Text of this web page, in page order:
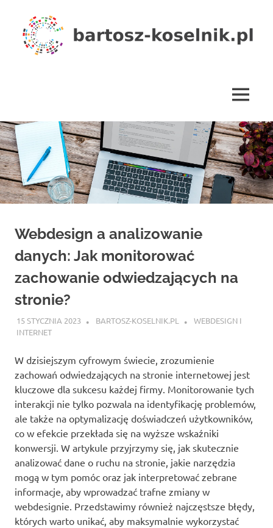
content
MENU
Webdesign a analizowanie
danych: Jak monitorować
zachowanie odwiedzających na
stronie?
15 STYCZNIA 2023 BARTOSZ-KOSELNIK.PL
WEBDESIGN I
INTERNET
W dzisiejszym cyfrowym świecie, zrozumienie
zachowań odwiedzających na stronie internetowej jest
kluczowe dla sukcesu każdej firmy. Monitorowanie tych
interakcji nie tylko pozwala na identyfikację problemów,
ale także na optymalizację doświadczeń użytkowników,
co w efekcie przekłada się na wyższe wskaźniki
konwersji. W artykule przyjrzymy się, jak skutecznie
analizować dane o ruchu na stronie, jakie narzędzia
mogą w tym pomóc oraz jak interpretować zebrane
informacje, aby wprowadzać trafne zmiany w
webdesignie. Przedstawimy również najczęstsze błędy,
których warto unikać, aby maksymalnie wykorzystać